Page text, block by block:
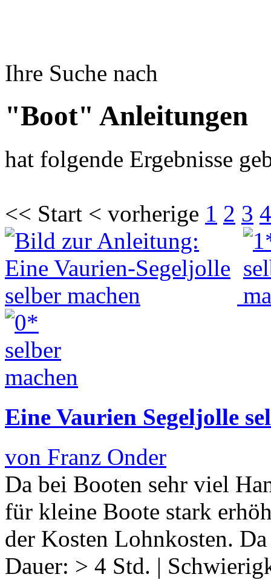
Ihre Suche nach
"Boot" Anleitungen
hat folgende Ergebnisse
<< Start < vorherige 1 2 3 4
Eine Vaurien Segeljolle
von Franz Onder
Da bei Booten sehr viel
für kleine Boote stark
der Kosten Lohnkosten.
Dauer: > 4 Std. |